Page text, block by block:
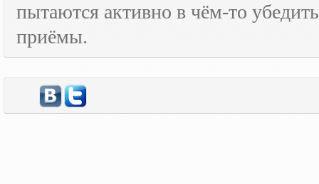
пытаются активно в чём-то
приёмы.